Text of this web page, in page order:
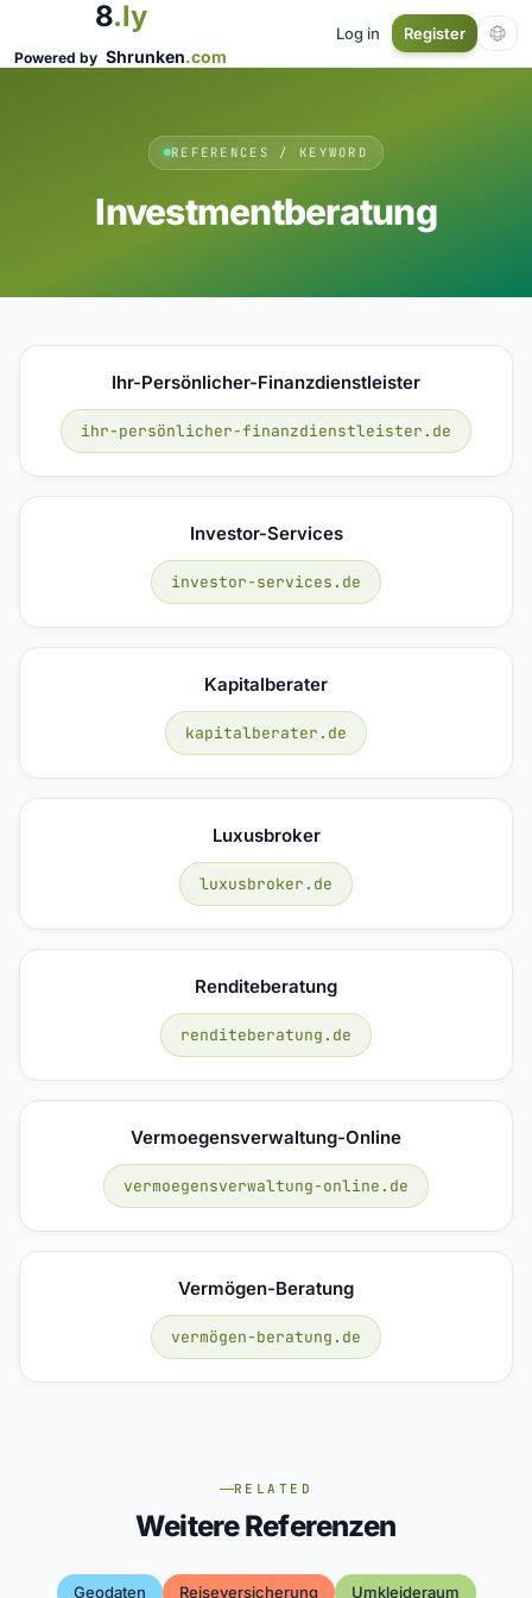
8.ly
Powered by Shrunken.com
Log in Register
REFERENCES / KEYWORD
Investmentberatung
Ihr-Persönlicher-Finanzdienstleister
ihr-persönlicher-finanzdienstleister.de
Investor-Services
investor-services.de
Kapitalberater
kapitalberater.de
Luxusbroker
luxusbroker.de
Renditeberatung
renditeberatung.de
Vermoegensverwaltung-Online
vermoegensverwaltung-online.de
Vermögen-Beratung
vermögen-beratung.de
RELATED
Weitere Referenzen
Geodaten Reiseversicherung Umkleideraum